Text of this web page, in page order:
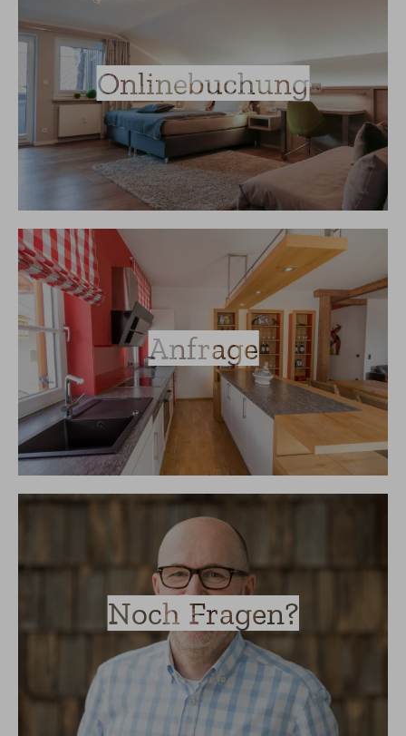
Onlinebuchung
Anfrage
Noch Fragen?